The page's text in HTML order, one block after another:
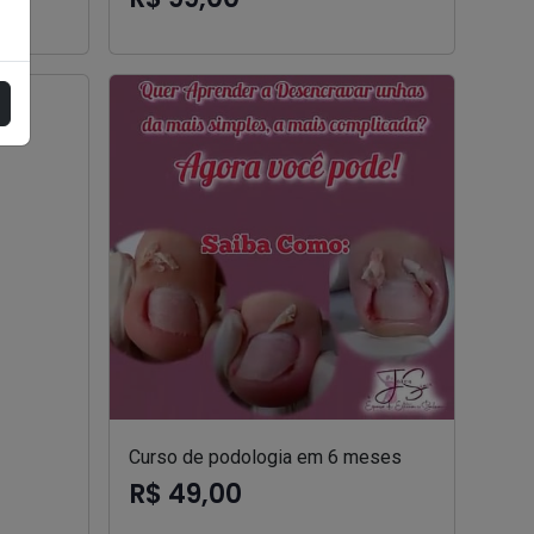
Curso de podologia em 6 meses
R$ 49,00